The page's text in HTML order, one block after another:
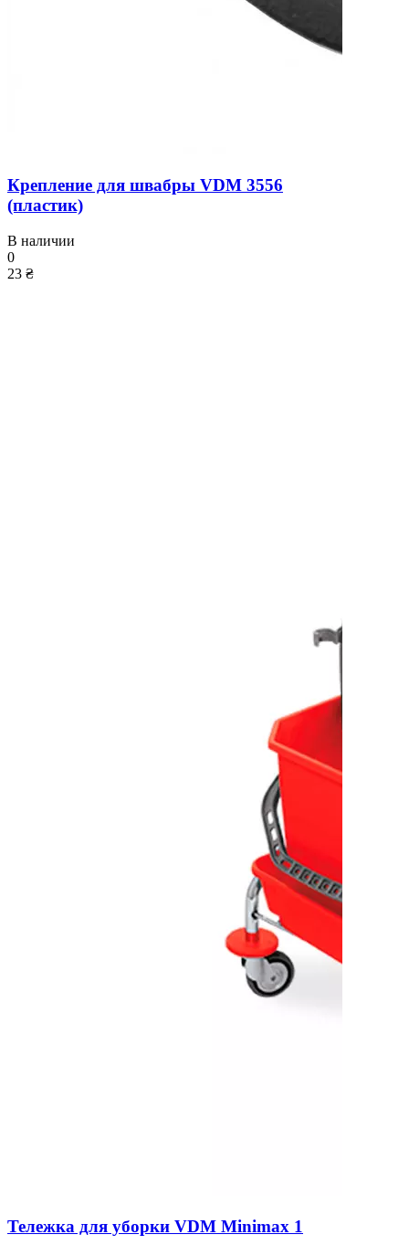
Крепление для швабры VDM 3556
(пластик)
В наличии
0
23 ₴
Тележка для уборки VDM Minimax 1